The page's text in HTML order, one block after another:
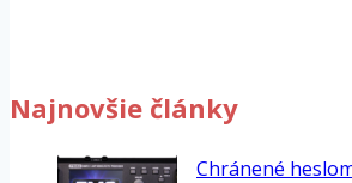
Najnovšie články
Chránené